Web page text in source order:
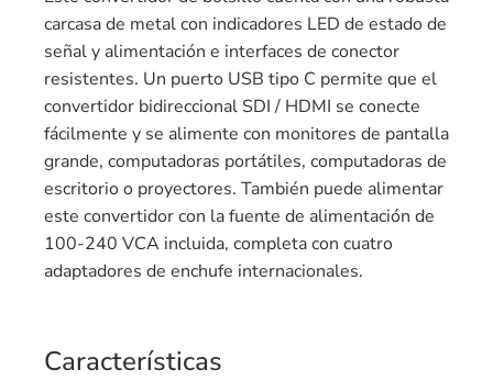
carcasa de metal con indicadores LED de estado de
señal y alimentación e interfaces de conector
resistentes. Un puerto USB tipo C permite que el
convertidor bidireccional SDI / HDMI se conecte
fácilmente y se alimente con monitores de pantalla
grande, computadoras portátiles, computadoras de
escritorio o proyectores. También puede alimentar
este convertidor con la fuente de alimentación de
100-240 VCA incluida, completa con cuatro
adaptadores de enchufe internacionales.
Características